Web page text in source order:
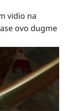
vidio na
ovo dugme